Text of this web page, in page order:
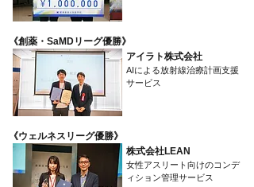
​《創薬・SaMDリーグ優勝》
アイラト株式会社
AIによる放射線治療計画支援
サービス
​《ウェルネスリーグ優勝》
株式会社LEAN
女性アスリート向けのコンデ
ィション管理サービス